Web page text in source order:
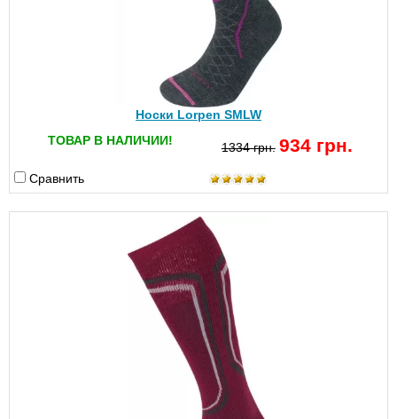
Носки Lorpen SMLW
ТОВАР В НАЛИЧИИ!
1334 грн. 934 грн.
Сравнить